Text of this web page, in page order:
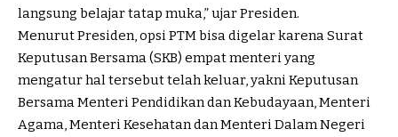
langsung belajar tatap muka,” ujar Presiden.
Menurut Presiden, opsi PTM bisa digelar karena Surat
Keputusan Bersama (SKB) empat menteri yang
mengatur hal tersebut telah keluar, yakni Keputusan
Bersama Menteri Pendidikan dan Kebudayaan, Menteri
Agama, Menteri Kesehatan dan Menteri Dalam Negeri